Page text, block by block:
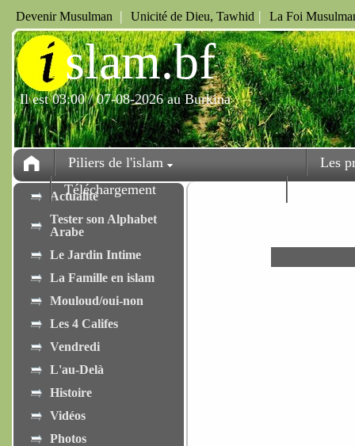
Devenir Musulman | Unicité de Dieu, Tawhid | La Foi
islam.bf
Il est 03:00 / 07-08-2026 au Burkina
Piliers de l'islam
Les
Téléchargement
Actualité
Tester son Alphabet
Arabe
Le Jardin Intime
La Famille en islam
Mouloud/oui-non
Les 4 Califes
Vendredi
L'au-Delà
Histoire
Vidéos
Photos